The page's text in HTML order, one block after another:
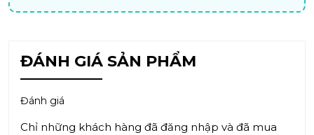
ĐÁNH GIÁ SẢN PHẨM
Đánh giá
Chỉ những khách hàng đã đăng nhập và đã mua